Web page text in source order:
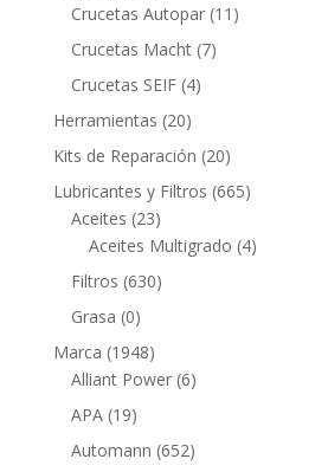
productos
Crucetas Autopar 11 11
Crucetas Macht 77
Crucetas SEIF 44
Herramientas 2020
productos
Kits de Reparación 2020
productos
Lubricantes y Filtros 665665
Aceites 2323
productos
Aceites Multigrado 44
Filtros 630630
Grasa 00
productos
Marca 19481948
productos
Alliant Power 66
APA 1919
productos
Automann 652652